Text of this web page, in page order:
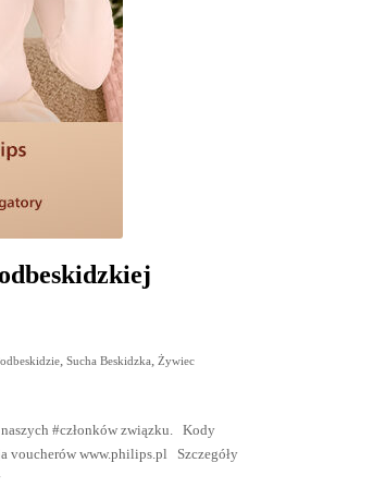
,Sucha Beskidzka,Żywiec
#członków związku. Kody
voucherów www.philips.pl Szczegóły